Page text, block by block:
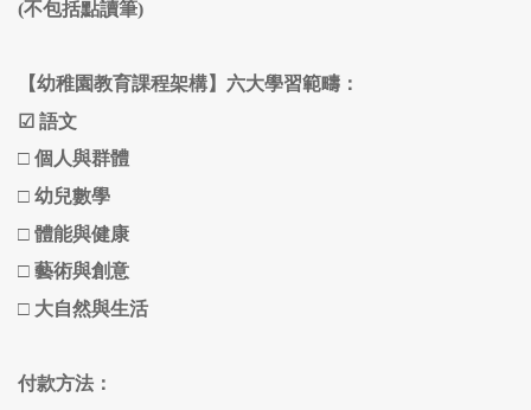
(不包括點讀筆)
【幼稚園教育課程架構】六大學習範疇：
☑ 語文
□ 個人與群體
□ 幼兒數學
□ 體能與健康
□ 藝術與創意
□ 大自然與生活
付款方法：